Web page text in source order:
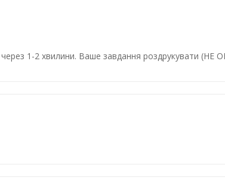
1-2 хвилини. Ваше завдання роздрукувати